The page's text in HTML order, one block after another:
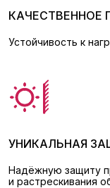
КАЧЕСТВЕННОЕ
Устойчивость к
УНИКАЛЬНАЯ
Надёжную защиту
и растрескивания